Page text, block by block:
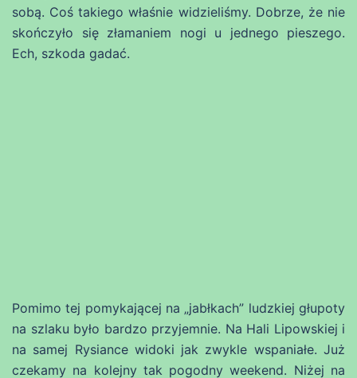
sobą. Coś takiego właśnie widzieliśmy. Dobrze, że nie
skończyło się złamaniem nogi u jednego pieszego.
Ech, szkoda gadać.
Pomimo tej pomykającej na „jabłkach” ludzkiej głupoty
na szlaku było bardzo przyjemnie. Na Hali Lipowskiej i
na samej Rysiance widoki jak zwykle wspaniałe. Już
czekamy na kolejny tak pogodny weekend. Niżej na